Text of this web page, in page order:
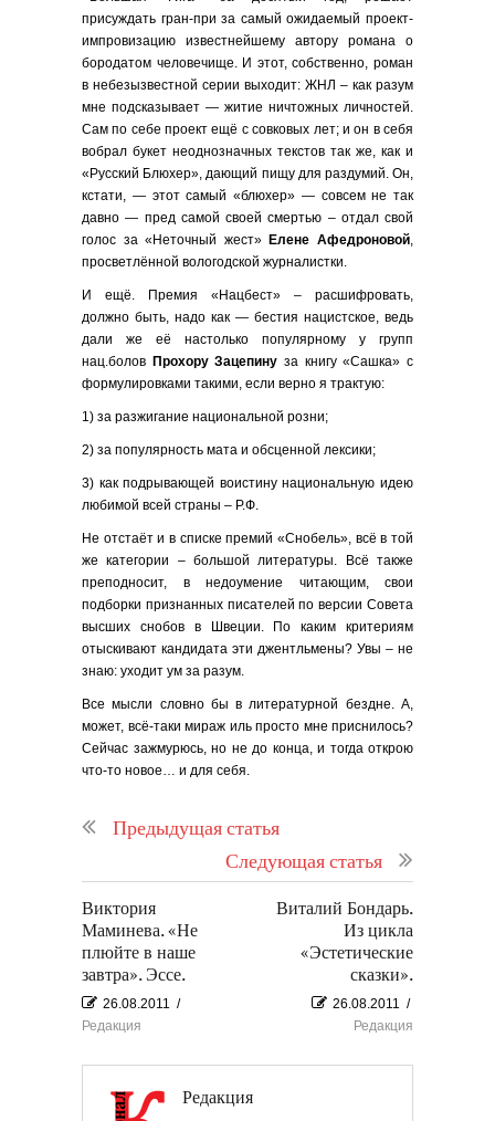
присуждать гран-при за самый ожидаемый проект-
импровизацию известнейшему автору романа о
бородатом человечище. И этот, собственно, роман
в небезызвестной серии выходит: ЖНЛ – как разум
мне подсказывает — житие ничтожных личностей.
Сам по себе проект ещё с совковых лет; и он в себя
вобрал букет неоднозначных текстов так же, как и
«Русский Блюхер», дающий пищу для раздумий. Он,
кстати, — этот самый «блюхер» — совсем не так
давно — пред самой своей смертью – отдал свой
голос за «Неточный жест» Елене Афедроновой,
просветлённой вологодской журналистки.
И ещё. Премия «Нацбест» – расшифровать,
должно быть, надо как — бестия нацистское, ведь
дали же её настолько популярному у групп
нац.болов Прохору Зацепину за книгу «Сашка» с
формулировками такими, если верно я трактую:
1) за разжигание национальной розни;
2) за популярность мата и обсценной лексики;
3) как подрывающей воистину национальную идею
любимой всей страны – Р.Ф.
Не отстаёт и в списке премий «Снобель», всё в той
же категории – большой литературы. Всё также
преподносит, в недоумение читающим, свои
подборки признанных писателей по версии Совета
высших снобов в Швеции. По каким критериям
отыскивают кандидата эти джентльмены? Увы – не
знаю: уходит ум за разум.
Все мысли словно бы в литературной бездне. А,
может, всё-таки мираж иль просто мне приснилось?
Сейчас зажмурюсь, но не до конца, и тогда открою
что-то новое… и для себя.
Предыдущая статья
Следующая статья
Виктория
Маминева. «Не
плюйте в наше
завтра». Эссе.
26.08.2011 /
Редакция
Виталий Бондарь.
Из цикла
«Эстетические
сказки».
26.08.2011 /
Редакция
Редакция